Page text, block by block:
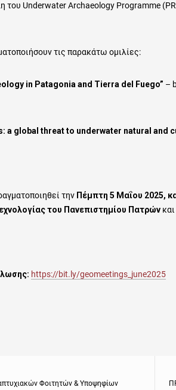
του Underwater Archaeology Programme
τις παρακάτω ομιλίες:
in Patagonia and Tierra del Fuego” –
a global threat to underwater natural and
την Πέμπτη 5 Μαΐου 2025,
του Πανεπιστημίου Πατρών
https://bit.ly/geomeetings_june2025
Φοιτητών & Υποψηφίων